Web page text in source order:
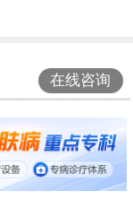
在线咨询